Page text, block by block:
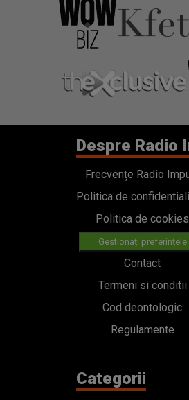
Despre Radio
Frecvențe Radio
Politica de
Politica de cookies
Gestionați preferințele
Contact
Termeni si conditii
Cod deontologic
Regulamente
Categorii